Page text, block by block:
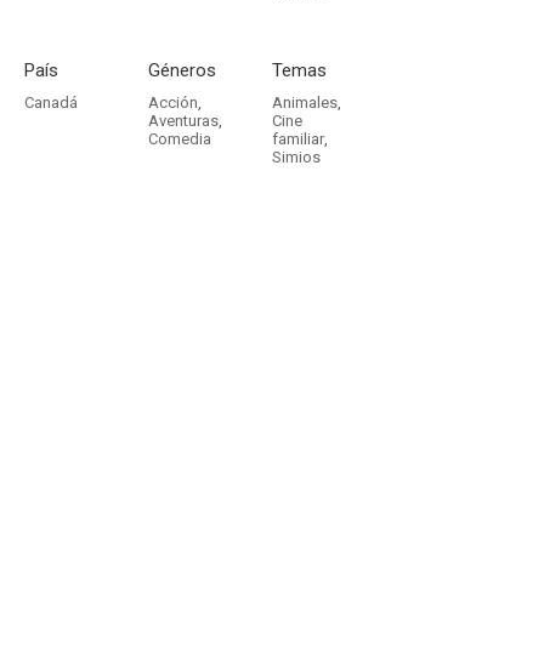
País
Canadá
Géneros
Acción,
Aventuras,
Comedia
Temas
Animales,
Cine
familiar,
Simios